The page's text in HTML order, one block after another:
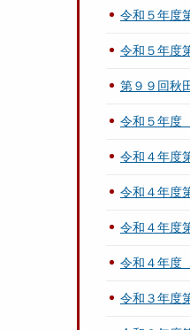
令和５年度
令和５年度
第９９回秋
令和５年度
令和４年度
令和４年度
令和４年度
令和４年度
令和３年度